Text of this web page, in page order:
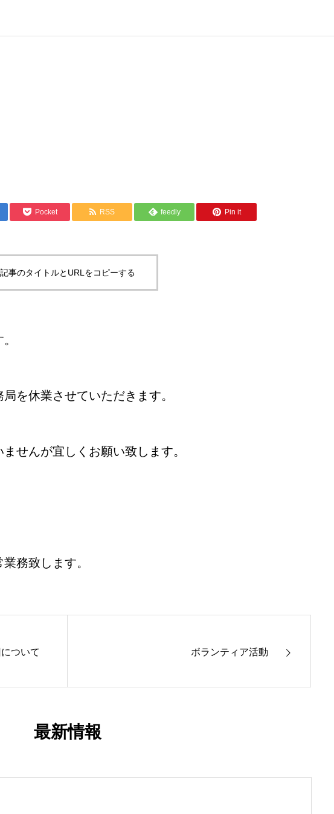
Pocket RSS feedly Pin it
記事のタイトルとURLをコピーする
を休業させていただきます。
せんが宜しくお願い致します。
務致します。
ついて ボランティア活動
最新情報